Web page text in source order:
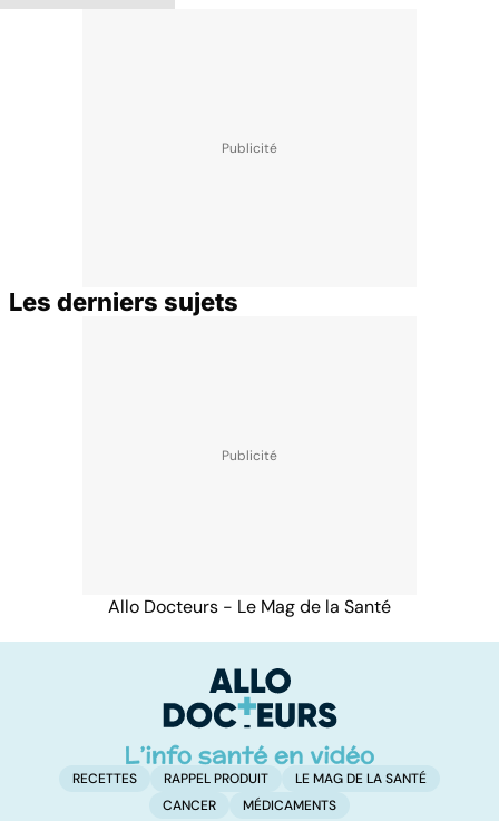
Les derniers sujets
Allo Docteurs - Le Mag de la Santé
RECETTES RAPPEL PRODUIT
LE MAG DE LA SANTÉ
CANCER
MÉDICAMENTS